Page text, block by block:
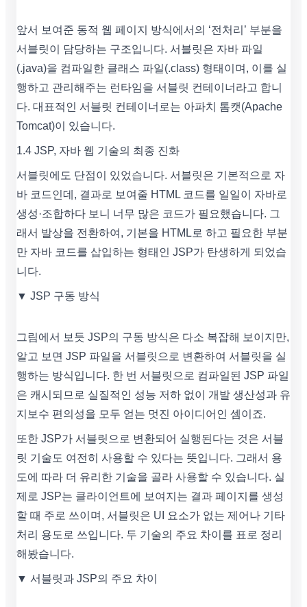
앞서 보여준 동적 웹 페이지 방식에서의 ‘전처리’ 부분을
서블릿이 담당하는 구조입니다. 서블릿은 자바 파일
(.java)을 컴파일한 클래스 파일(.class) 형태이며, 이를 실
행하고 관리해주는 런타임을 서블릿 컨테이너라고 합니
다. 대표적인 서블릿 컨테이너로는 아파치 톰캣(Apache
Tomcat)이 있습니다.
1.4 JSP, 자바 웹 기술의 최종 진화
서블릿에도 단점이 있었습니다. 서블릿은 기본적으로 자
바 코드인데, 결과로 보여줄 HTML 코드를 일일이 자바로
생성·조합하다 보니 너무 많은 코드가 필요했습니다. 그
래서 발상을 전환하여, 기본을 HTML로 하고 필요한 부분
만 자바 코드를 삽입하는 형태인 JSP가 탄생하게 되었습
니다.
▼ JSP 구동 방식
그림에서 보듯 JSP의 구동 방식은 다소 복잡해 보이지만,
알고 보면 JSP 파일을 서블릿으로 변환하여 서블릿을 실
행하는 방식입니다. 한 번 서블릿으로 컴파일된 JSP 파일
은 캐시되므로 실질적인 성능 저하 없이 개발 생산성과 유
지보수 편의성을 모두 얻는 멋진 아이디어인 셈이죠.
또한 JSP가 서블릿으로 변환되어 실행된다는 것은 서블
릿 기술도 여전히 사용할 수 있다는 뜻입니다. 그래서 용
도에 따라 더 유리한 기술을 골라 사용할 수 있습니다. 실
제로 JSP는 클라이언트에 보여지는 결과 페이지를 생성
할 때 주로 쓰이며, 서블릿은 UI 요소가 없는 제어나 기타
처리 용도로 쓰입니다. 두 기술의 주요 차이를 표로 정리
해봤습니다.
▼ 서블릿과 JSP의 주요 차이